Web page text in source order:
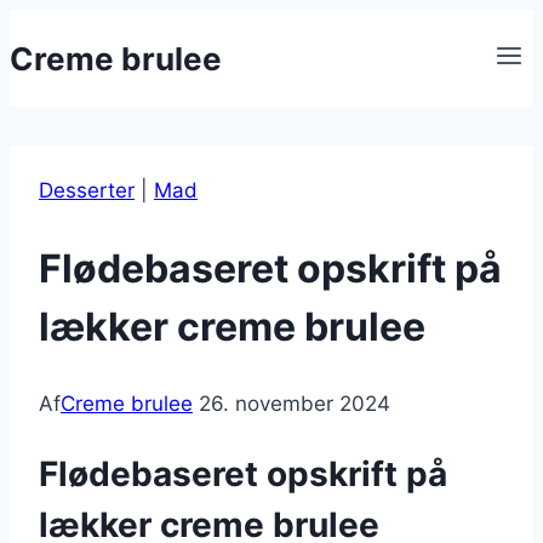
til
Creme brulee
Desserter Mad
Flødebaseret opskrift på
lækker creme brulee
AfCreme brulee 26. november 2024
Flødebaseret opskrift på
lækker creme brulee